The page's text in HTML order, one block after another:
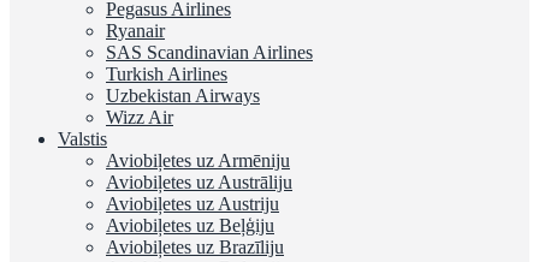
Pegasus Airlines
Ryanair
SAS Scandinavian Airlines
Turkish Airlines
Uzbekistan Airways
Wizz Air
Valstis
Aviobiļetes uz Armēniju
Aviobiļetes uz Austrāliju
Aviobiļetes uz Austriju
Aviobiļetes uz Beļģiju
Aviobiļetes uz Brazīliju